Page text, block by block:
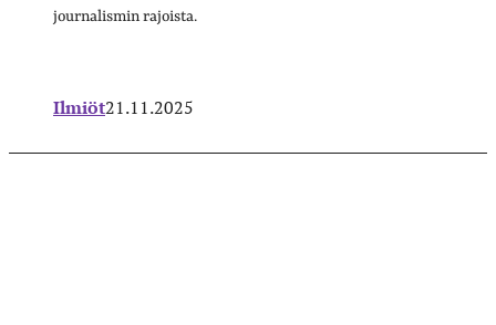
journalismin rajoista.
Ilmiöt21.11.2025